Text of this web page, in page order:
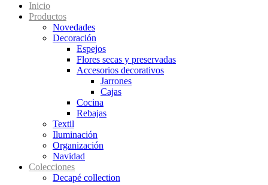
Inicio
Productos
Novedades
Decoración
Espejos
Flores secas y preservadas
Accesorios decorativos
Jarrones
Cajas
Cocina
Rebajas
Textil
Iluminación
Organización
Navidad
Colecciones
Decapé collection